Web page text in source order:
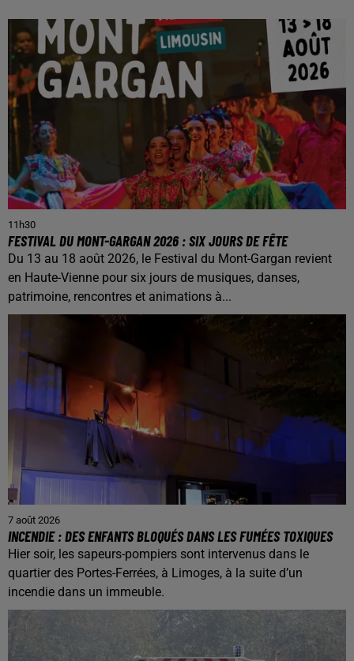
11h30
FESTIVAL DU MONT-GARGAN 2026 : SIX JOURS DE FÊTE
Du 13 au 18 août 2026, le Festival du Mont-Gargan revient
en Haute-Vienne pour six jours de musiques, danses,
patrimoine, rencontres et animations à...
7 août 2026
INCENDIE : DES ENFANTS BLOQUÉS DANS LES FUMÉES TOXIQUES
Hier soir, les sapeurs-pompiers sont intervenus dans le
quartier des Portes-Ferrées, à Limoges, à la suite d’un
incendie dans un immeuble.